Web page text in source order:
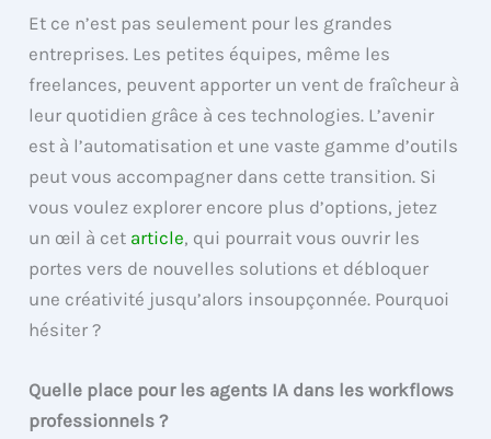
Et ce n’est pas seulement pour les grandes
entreprises. Les petites équipes, même les
freelances, peuvent apporter un vent de fraîcheur à
leur quotidien grâce à ces technologies. L’avenir
est à l’automatisation et une vaste gamme d’outils
peut vous accompagner dans cette transition. Si
vous voulez explorer encore plus d’options, jetez
un œil à cet article, qui pourrait vous ouvrir les
portes vers de nouvelles solutions et débloquer
une créativité jusqu’alors insoupçonnée. Pourquoi
hésiter ?
Quelle place pour les agents IA dans les workflows
professionnels ?